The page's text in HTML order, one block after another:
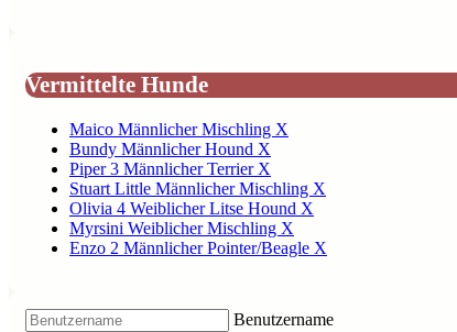
Vermittelte Hunde
Maico Männlicher Mischling X
Bundy Männlicher Hound X
Piper 3 Männlicher Terrier X
Stuart Little Männlicher Mischling X
Olivia 4 Weiblicher Litse Hound X
Myrsini Weiblicher Mischling X
Enzo 2 Männlicher Pointer/Beagle X
Benutzername